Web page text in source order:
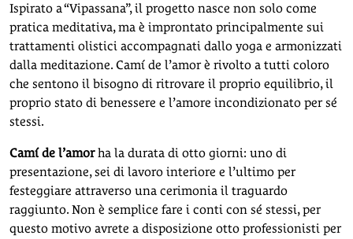
Ispirato a “Vipassana”, il progetto nasce non solo come
pratica meditativa, ma è improntato principalmente sui
trattamenti olistici accompagnati dallo yoga e armonizzati
dalla meditazione. Camí de l’amor è rivolto a tutti coloro
che sentono il bisogno di ritrovare il proprio equilibrio, il
proprio stato di benessere e l’amore incondizionato per sé
stessi.
Camí de l’amorha la durata di otto giorni: uno di
presentazione, sei di lavoro interiore e l’ultimo per
festeggiare attraverso una cerimonia il traguardo
raggiunto. Non è semplice fare i conti con sé stessi, per
questo motivo avrete a disposizione otto professionisti per